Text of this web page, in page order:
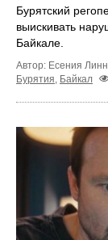
Бурятский
выискивать
Байкале.
Автор: Есения
Бурятия, Байкал